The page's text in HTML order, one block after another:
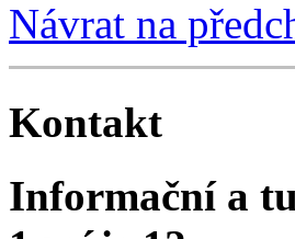
Návrat na
Kontakt
Informační a